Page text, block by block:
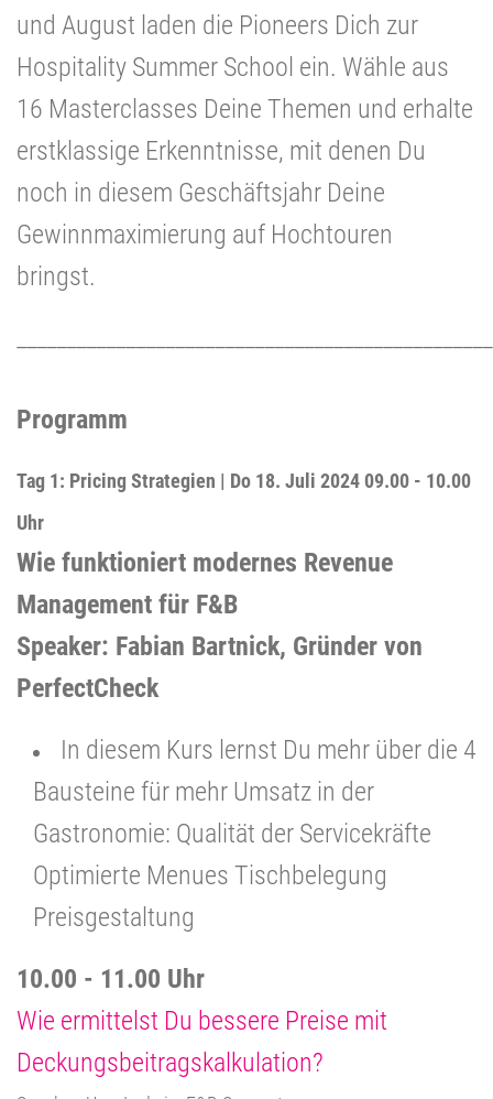
und August laden die Pioneers Dich zur
Hospitality Summer School ein. Wähle aus
16 Masterclasses Deine Themen und erhalte
erstklassige Erkenntnisse, mit denen Du
noch in diesem Geschäftsjahr Deine
Gewinnmaximierung auf Hochtouren
bringst.
Programm
Tag 1: Pricing Strategien | Do 18. Juli 2024 09.00 - 10.00
Uhr
Wie funktioniert modernes Revenue
Management für F&B
Speaker: Fabian Bartnick, Gründer von
PerfectCheck
In diesem Kurs lernst Du mehr über die 4
Bausteine für mehr Umsatz in der
Gastronomie: Qualität der Servicekräfte
Optimierte Menues Tischbelegung
Preisgestaltung
10.00 - 11.00 Uhr
Wie ermittelst Du bessere Preise mit
Deckungsbeitragskalkulation?